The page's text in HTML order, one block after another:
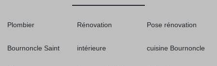
Plombier
Bournoncle Saint
Rénovation
intérieure
Pose rénovation
cuisine Bournoncle